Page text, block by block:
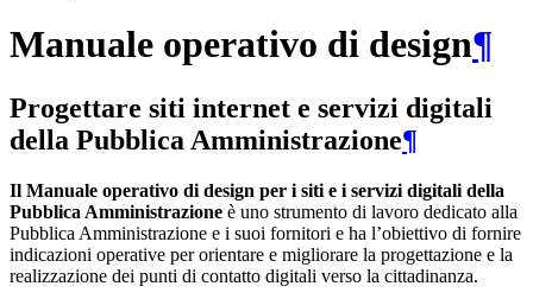
Manuale operativo di design¶
Progettare siti internet e servizi digitali
della Pubblica Amministrazione¶
Il Manuale operativo di design per i siti e i servizi digitali della
Pubblica Amministrazione è uno strumento di lavoro dedicato alla
Pubblica Amministrazione e i suoi fornitori e ha l’obiettivo di fornire
indicazioni operative per orientare e migliorare la progettazione e la
realizzazione dei punti di contatto digitali verso la cittadinanza.